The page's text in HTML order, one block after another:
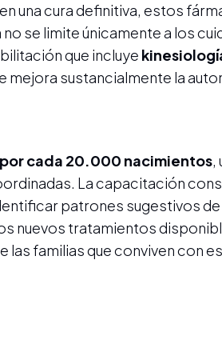
una cura definitiva, estos
se limite únicamente a los
que incluye
mejora sustancialmente la
por cada 20.000 nacimientos,
La capacitación
patrones sugestivos de
nuevos tratamientos
las familias que conviven con